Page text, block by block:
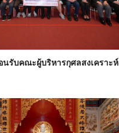
นรับคณะผู้บริหารกุศลสงเคราะห์